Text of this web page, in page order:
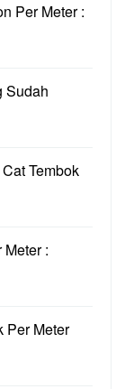
Per Meter :
Sudah
Tembok
:
Per Meter